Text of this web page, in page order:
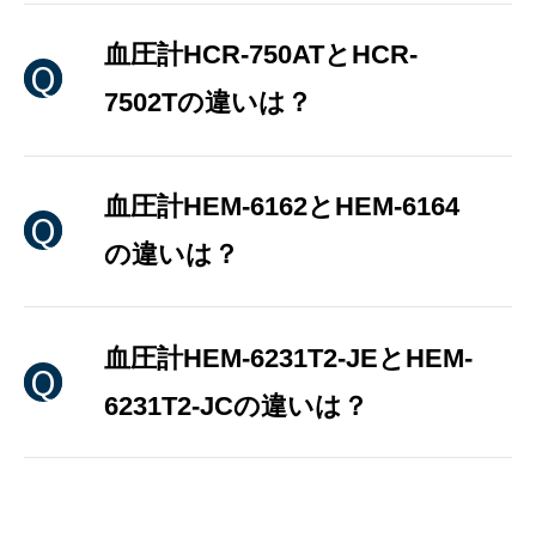
血圧計HCR-750ATとHCR-
7502Tの違いは？
血圧計HEM-6162とHEM-6164
の違いは？
血圧計HEM-6231T2-JEとHEM-
6231T2-JCの違いは？